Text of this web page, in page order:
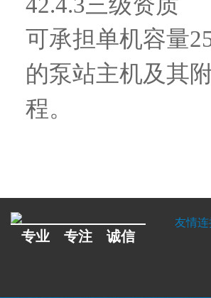
可承担单机容量
的泵站主机及其
程。
专业 专注 诚信
友情连